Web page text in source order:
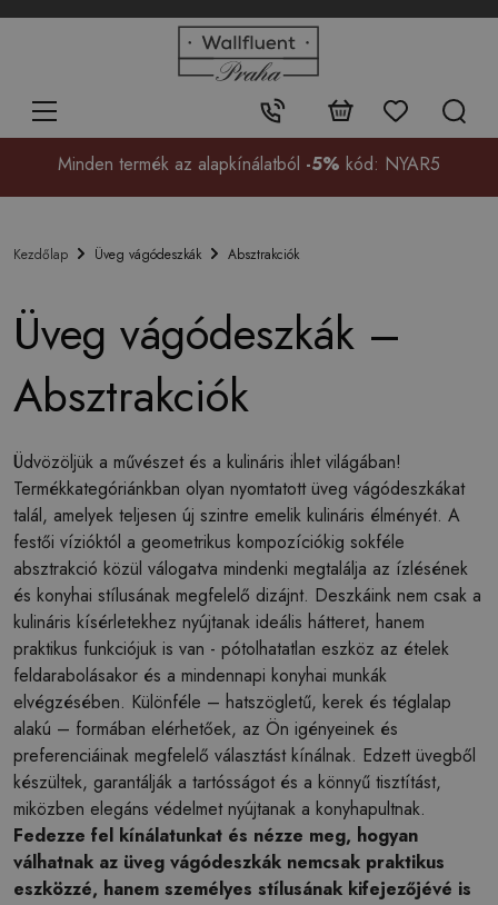
Érintkezés:
+48
99
Minden termék az alapkínálatból -5% kód: NYAR5
Kezdőlap Üveg vágódeszkák Absztrakciók
Üveg vágódeszkák –
Absztrakciók
Üdvözöljük a művészet és a kulináris ihlet világában!
Termékkategóriánkban olyan nyomtatott üveg vágódeszkákat
talál, amelyek teljesen új szintre emelik kulináris élményét. A
festői vízióktól a geometrikus kompozíciókig sokféle
absztrakció közül válogatva mindenki megtalálja az ízlésének
és konyhai stílusának megfelelő dizájnt. Deszkáink nem csak a
kulináris kísérletekhez nyújtanak ideális hátteret, hanem
praktikus funkciójuk is van - pótolhatatlan eszköz az ételek
feldarabolásakor és a mindennapi konyhai munkák
elvégzésében. Különféle – hatszögletű, kerek és téglalap
alakú – formában elérhetőek, az Ön igényeinek és
preferenciáinak megfelelő választást kínálnak. Edzett üvegből
készültek, garantálják a tartósságot és a könnyű tisztítást,
miközben elegáns védelmet nyújtanak a konyhapultnak.
Fedezze fel kínálatunkat és nézze meg, hogyan
válhatnak az üveg vágódeszkák nemcsak praktikus
eszközzé, hanem személyes stílusának kifejezőjévé is